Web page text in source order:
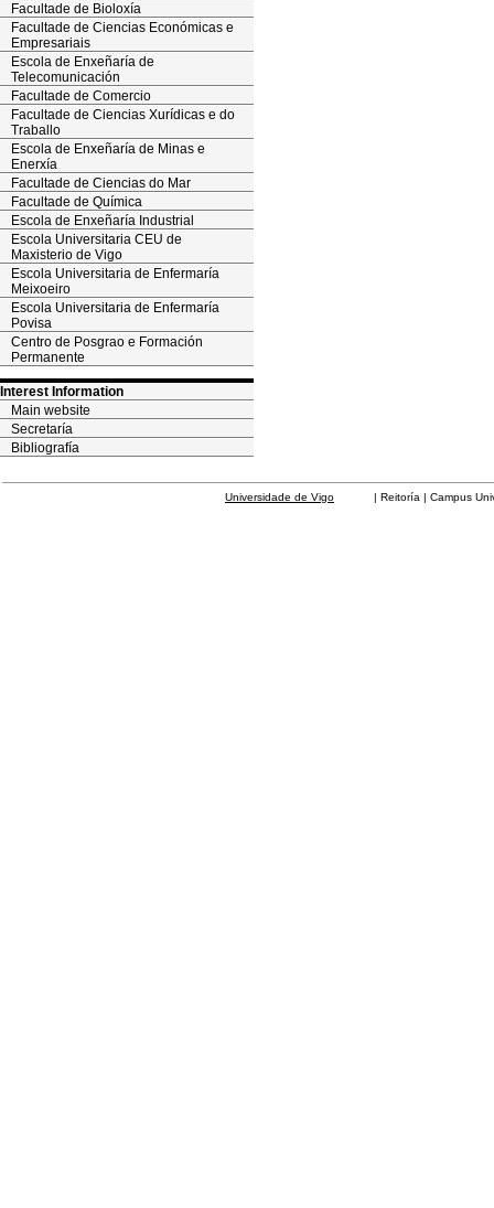
Facultade de Bioloxía
Facultade de Ciencias Económicas e
Empresariais
Escola de Enxeñaría de
Telecomunicación
Facultade de Comercio
Facultade de Ciencias Xurídicas e do
Traballo
Escola de Enxeñaría de Minas e
Enerxía
Facultade de Ciencias do Mar
Facultade de Química
Escola de Enxeñaría Industrial
Escola Universitaria CEU de
Maxisterio de Vigo
Escola Universitaria de Enfermaría
Meixoeiro
Escola Universitaria de Enfermaría
Povisa
Centro de Posgrao e Formación
Permanente
Interest Information
Main website
Secretaría
Bibliografía
Universidade de Vigo | Reitoría | Campus